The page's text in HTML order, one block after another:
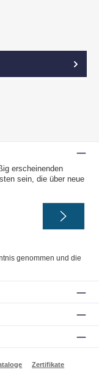
erscheinenden
sein, die über neue
genommen und die
Zertifikate